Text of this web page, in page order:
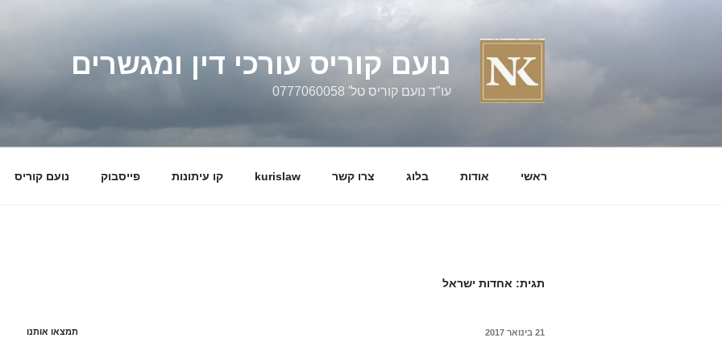
נועם קוריס עורכי דין ומגשרים
עו"ד נועם קוריס טל' 0777060058
ראשי אודות בלוג צרו קשר kurislaw קו עיתונות פייסבוק נועם קוריס
תגית: אחדות ישראל
פורסם
21 בינואר 2017 תמצאו אותנו